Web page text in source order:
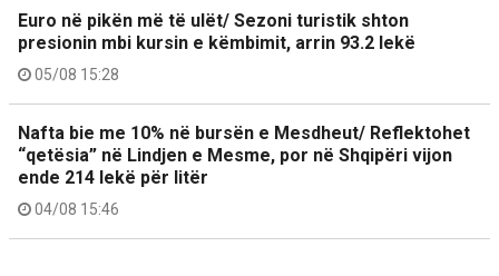
Euro në pikën më të ulët/ Sezoni turistik shton
presionin mbi kursin e këmbimit, arrin 93.2 lekë
05/08 15:28
Nafta bie me 10% në bursën e Mesdheut/ Reflektohet
“qetësia” në Lindjen e Mesme, por në Shqipëri vijon
ende 214 lekë për litër
04/08 15:46